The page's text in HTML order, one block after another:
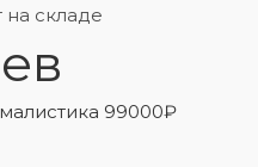
на складе
99000₽